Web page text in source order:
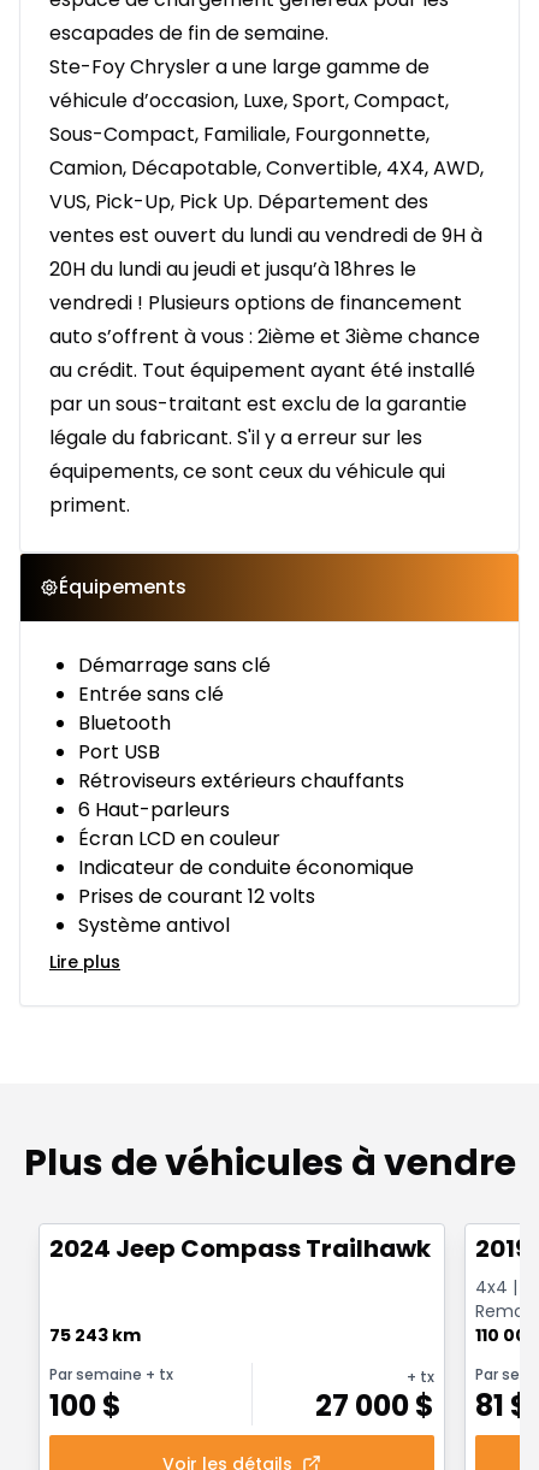
escapades de fin de semaine.
Ste-Foy Chrysler a une large gamme de
véhicule d’occasion, Luxe, Sport, Compact,
Sous-Compact, Familiale, Fourgonnette,
Camion, Décapotable, Convertible, 4X4, AWD,
VUS, Pick-Up, Pick Up. Département des
ventes est ouvert du lundi au vendredi de 9H à
20H du lundi au jeudi et jusqu’à 18hres le
vendredi ! Plusieurs options de financement
auto s’offrent à vous : 2ième et 3ième chance
au crédit. Tout équipement ayant été installé
par un sous-traitant est exclu de la garantie
légale du fabricant. S'il y a erreur sur les
équipements, ce sont ceux du véhicule qui
priment.
Équipements
Démarrage sans clé
Entrée sans clé
Bluetooth
Port USB
Rétroviseurs extérieurs chauffants
6 Haut-parleurs
Écran LCD en couleur
Indicateur de conduite économique
Prises de courant 12 volts
Système antivol
Lire plus
Plus de véhicules à vendre
2024 Jeep Compass Trailhawk 4x4
75 243 km
Par semaine + tx
100$
+ tx
27 000$
Voir les détails
4x4 |
110
Par
81 $